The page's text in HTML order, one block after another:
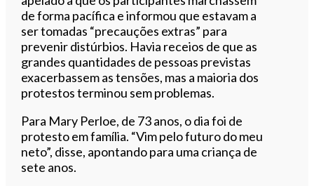
de forma pacífica e informou que estavam a
ser tomadas “precauções extras” para
prevenir distúrbios. Havia receios de que as
grandes quantidades de pessoas previstas
exacerbassem as tensões, mas a maioria dos
protestos terminou sem problemas.
Para Mary Perloe, de 73 anos, o dia foi de
protesto em família. “Vim pelo futuro do meu
neto”, disse, apontando para uma criança de
sete anos.